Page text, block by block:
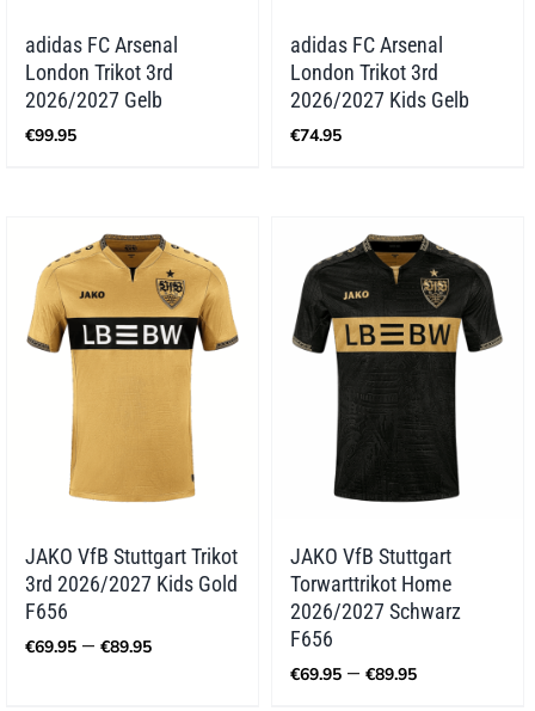
adidas FC Arsenal
London Trikot 3rd
2026/2027 Gelb
€99.95
adidas FC Arsenal
London Trikot 3rd
2026/2027 Kids Gelb
€74.95
JAKO VfB Stuttgart Trikot
3rd 2026/2027 Kids Gold
F656
€69.95 – €89.95Preisspanne:
JAKO VfB Stuttgart
Torwarttrikot Home
2026/2027 Schwarz
F656
€69.95 – €89.95